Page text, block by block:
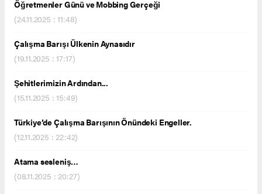
Öğretmenler Günü ve Mobbing Gerçeği
(24.11.2025 : 11:48)
Çalışma Barışı Ülkenin Aynasıdır
(19.11.2025 : 17:17)
Şehitlerimizin Ardından...
(15.11.2025 : 15:49)
Türkiye’de Çalışma Barışının Önündeki Engeller.
(12.11.2025 : 22:42)
Atama sesleniş…
(08.11.2025 : 20:27)